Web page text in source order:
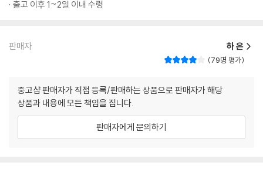
출고 이후 1~2일 이내 수령
판매자 하 은
79명 평가
중고샵 판매자가 직접 등록/판매하는 상품으로 판매자가 해당
상품과 내용에 모든 책임을 집니다.
판매자에게 문의하기